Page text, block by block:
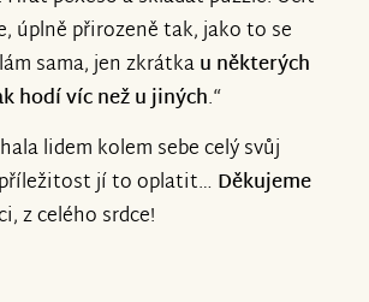
úplně přirozeně tak, jako to se
sama, jen zkrátkau některých
hodí víc než u jiných.“
lidem kolem sebe celý svůj
jí to oplatit… Děkujeme
z celého srdce!